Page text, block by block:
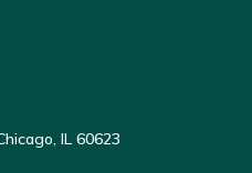
IL 60623